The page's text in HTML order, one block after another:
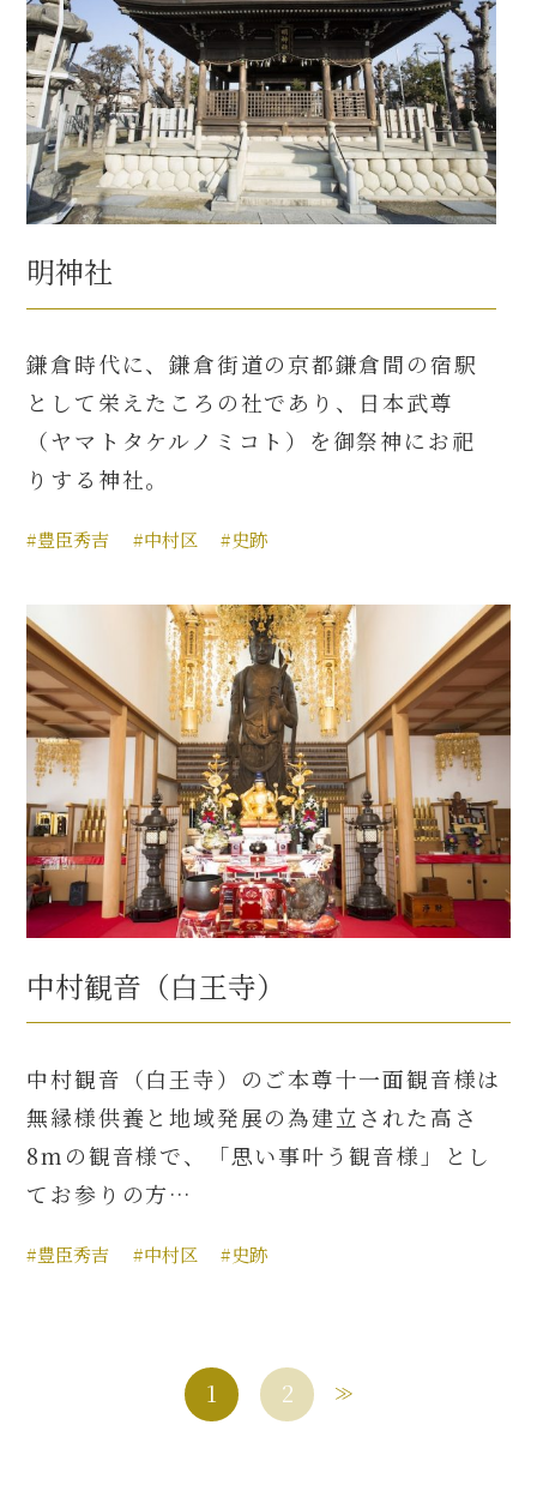
明神社
鎌倉時代に、鎌倉街道の京都鎌倉間の宿駅
として栄えたころの社であり、日本武尊
（ヤマトタケルノミコト）を御祭神にお祀
りする神社。
#豊臣秀吉 #中村区 #史跡
中村観音（白王寺）
中村観音（白王寺）のご本尊十一面観音様は
無縁様供養と地域発展の為建立された高さ
8mの観音様で、「思い事叶う観音様」とし
てお参りの方…
#豊臣秀吉 #中村区 #史跡
1 2